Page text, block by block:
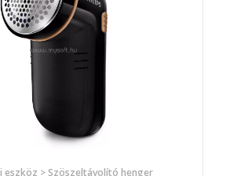
eszköz > Szöszeltávolító henger